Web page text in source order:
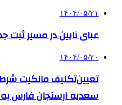
۱۴۰۴/۰۵/۲۱
عبای نایین در مسیر ثبت
۱۴۰۴/۰۵/۲۰
تعیین‌تکلیف مالکیت
سعدیه ارسنجان فارس